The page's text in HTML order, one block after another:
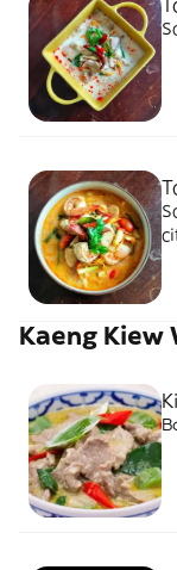
Kaeng Kiew